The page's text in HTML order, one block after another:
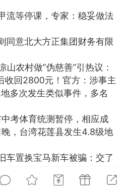
次200金币 点击购买
皇斯普拉雅
加盟商
白脸！一、项
仪器）× 草本
品）这是一套
流等停课，专家：稳妥做法
同意北大方正集团财务有限
农村做”伪慈善”引热议：
收回2800元！官方：涉事主
多次发生类似事件，多名
考体育统测暂停，相应成
，台湾花莲县发生4.8级地
车置换宝马新车被骗：交了
，将会配合警方调查；